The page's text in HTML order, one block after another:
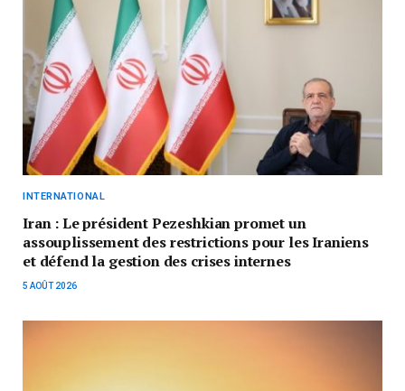
INTERNATIONAL
Iran : Le président Pezeshkian promet un
assouplissement des restrictions pour les Iraniens
et défend la gestion des crises internes
5 AOÛT 2026